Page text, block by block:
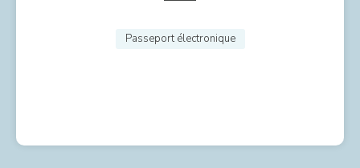
Passeport électronique